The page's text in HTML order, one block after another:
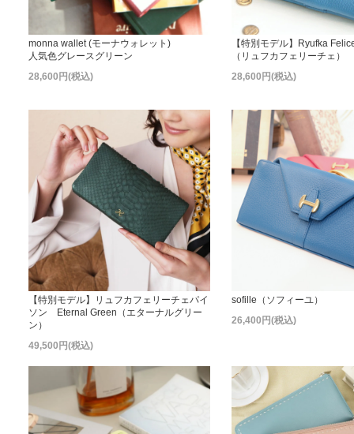
monna wallet (モーナウォレット)
人気色グレースグリーン
28,600円(税込)
【特別モデル】Ryufka
（リュフカフェリーチェ）
28,600円(税込)
【特別モデル】リュフカフェリーチェパイ
ソン Eternal Green（エターナルグリー
ン）
49,500円(税込)
sofille（ソフィーユ）
26,400円(税込)